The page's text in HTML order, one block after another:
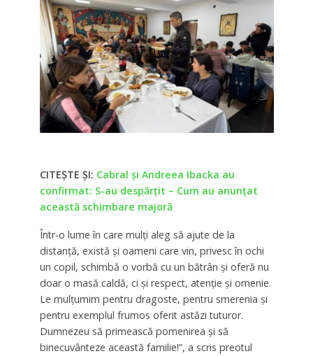
CITEȘTE ȘI: Cabral și Andreea Ibacka au
confirmat: S-au despărțit – Cum au anunțat
această schimbare majoră
Într-o lume în care mulți aleg să ajute de la
distanță, există și oameni care vin, privesc în ochi
un copil, schimbă o vorbă cu un bătrân și oferă nu
doar o masă caldă, ci și respect, atenție și omenie.
Le mulțumim pentru dragoste, pentru smerenia și
pentru exemplul frumos oferit astăzi tuturor.
Dumnezeu să primească pomenirea și să
binecuvânteze această familie!”, a scris preotul